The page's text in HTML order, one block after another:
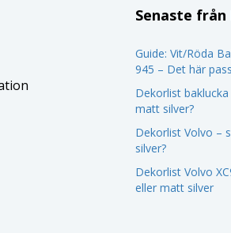
Senaste
Guide: Vit/Röda
945 – Det här
Dekorlist
matt silver?
Dekorlist Volvo –
silver?
Dekorlist Volvo
eller matt silver